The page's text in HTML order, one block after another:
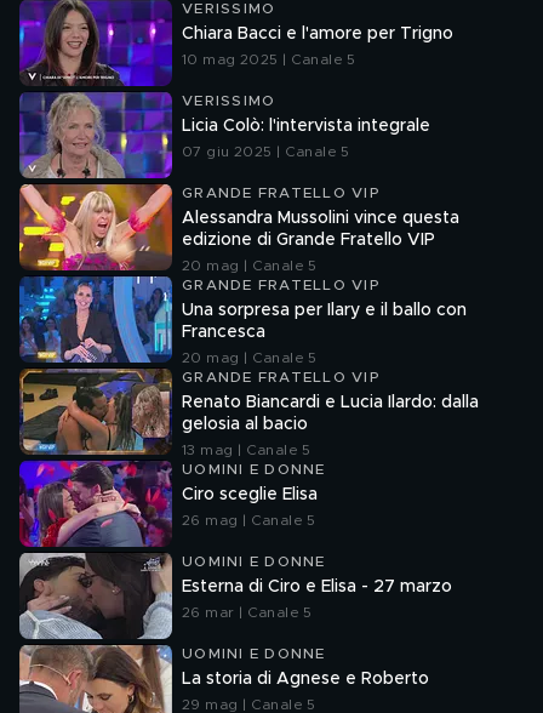
VERISSIMO
Chiara Bacci e l'amore per Trigno
10 mag 2025 | Canale 5
VERISSIMO
Licia Colò: l'intervista integrale
07 giu 2025 | Canale 5
GRANDE FRATELLO VIP
Alessandra Mussolini vince questa
edizione di Grande Fratello VIP
20 mag | Canale 5
GRANDE FRATELLO VIP
Una sorpresa per Ilary e il ballo con
Francesca
20 mag | Canale 5
GRANDE FRATELLO VIP
Renato Biancardi e Lucia Ilardo: dalla
gelosia al bacio
13 mag | Canale 5
UOMINI E DONNE
Ciro sceglie Elisa
26 mag | Canale 5
UOMINI E DONNE
Esterna di Ciro e Elisa - 27 marzo
26 mar | Canale 5
UOMINI E DONNE
La storia di Agnese e Roberto
29 mag | Canale 5